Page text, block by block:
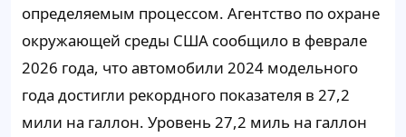
определяемым процессом. Агентство по охране
окружающей среды США сообщило в феврале
2026 года, что автомобили 2024 модельного
года достигли рекордного показателя в 27,2
мили на галлон. Уровень 27,2 миль на галлон